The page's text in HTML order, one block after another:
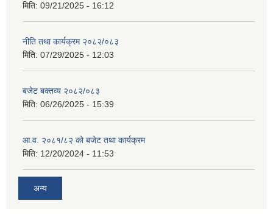
मिति: 09/21/2025 - 16:12
नीति तथा कार्यक्रम २०८२/०८३
मिति: 07/29/2025 - 12:03
बजेट बक्तव्य २०८२/०८३
मिति: 06/26/2025 - 15:39
आ.व. २०८१/८२ को बजेट तथा कार्यक्रम
मिति: 12/20/2024 - 11:53
अन्य